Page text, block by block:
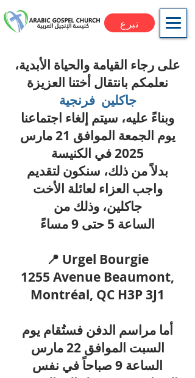
تبرع
على رجاء القيامة والحياة الأبدية،
نعلمكم بانتقال أختنا العزيزة
جاكلين فرنجية
وبناءً عليه، سيتم إلغاء اجتماعنا
يوم الجمعة الموافق 21 مارس
2025 في الكنيسة
بدلاً من ذلك، سنكون لتقديم
واجب العزاء لعائلة الأخت
جاكلين، وذلك من
الساعة 5 حتى 9 مساءً
📍 Urgel Bourgie
1255 Avenue Beaumont,
Montréal, QC H3P 3J1
أما مراسم الدفن فستُقام يوم
السبت الموافق 22 مارس
الساعة 9 صباحاً في نفس